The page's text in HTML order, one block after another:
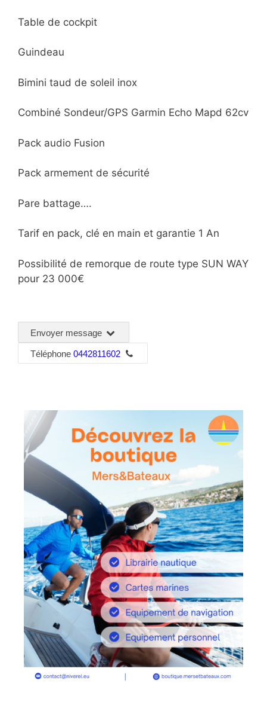
Table de cockpit
Guindeau
Bimini taud de soleil inox
Combiné Sondeur/GPS Garmin Echo Mapd 62cv
Pack audio Fusion
Pack armement de sécurité
Pare battage….
Tarif en pack, clé en main et garantie 1 An
Possibilité de remorque de route type SUN WAY
pour 23 000€
Envoyer message
Téléphone 0442811602